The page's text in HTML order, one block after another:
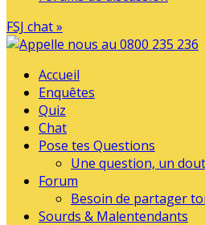
FSJ chat »
Accueil
Enquêtes
Quiz
Chat
Pose tes Questions
Une question, un
Forum
Besoin de partager
Sourds & Malentendants